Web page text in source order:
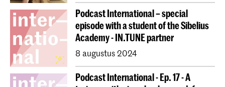
Podcast International – special
episode with a student of the Sibelius
Academy - IN.TUNE partner
8 augustus 2024
Podcast International - Ep. 17 - A